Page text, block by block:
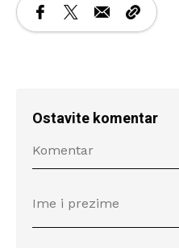
Ostavite komentar